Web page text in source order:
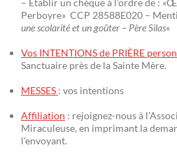
– Établir un chèque à l’ordre de :
Perboyre» CCP 28588E020 –
une scolarité et un goûter – Père Silas«
Vos INTENTIONS de PRIÈRE
Sanctuaire près de la Sainte Mère.
MESSES : vos intentions
Affiliation : rejoignez-nous à
Miraculeuse, en imprimant la
l’envoyant.